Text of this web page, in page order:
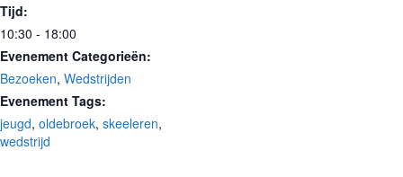
Tijd:
10:30 - 18:00
Evenement Categorieën:
Bezoeken, Wedstrijden
Evenement Tags:
jeugd, oldebroek, skeeleren,
wedstrijd